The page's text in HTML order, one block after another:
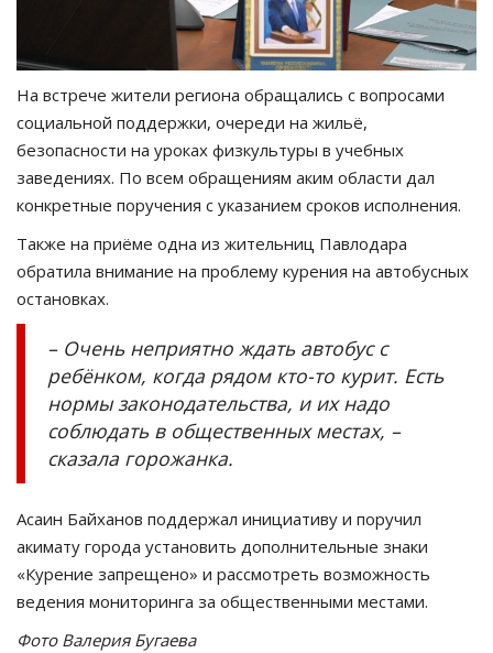
На встрече жители региона обращались с вопросами
социальной поддержки, очереди на жильё,
безопасности на уроках физкультуры в учебных
заведениях. По всем обращениям аким области дал
конкретные поручения с указанием сроков исполнения.
Также на приёме одна из жительниц Павлодара
обратила внимание на проблему курения на автобусных
остановках.
– Очень неприятно ждать автобус с
ребёнком, когда рядом кто-то курит. Есть
нормы законодательства, и их надо
соблюдать в общественных местах, –
сказала горожанка.
Асаин Байханов поддержал инициативу и поручил
акимату города установить дополнительные знаки
«Курение запрещено» и рассмотреть возможность
ведения мониторинга за общественными местами.
Фото Валерия Бугаева